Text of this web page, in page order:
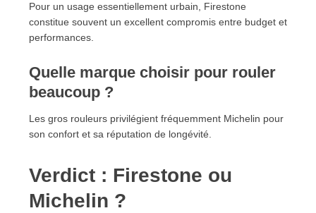
Pour un usage essentiellement urbain, Firestone
constitue souvent un excellent compromis entre budget et
performances.
Quelle marque choisir pour rouler
beaucoup ?
Les gros rouleurs privilégient fréquemment Michelin pour
son confort et sa réputation de longévité.
Verdict : Firestone ou
Michelin ?